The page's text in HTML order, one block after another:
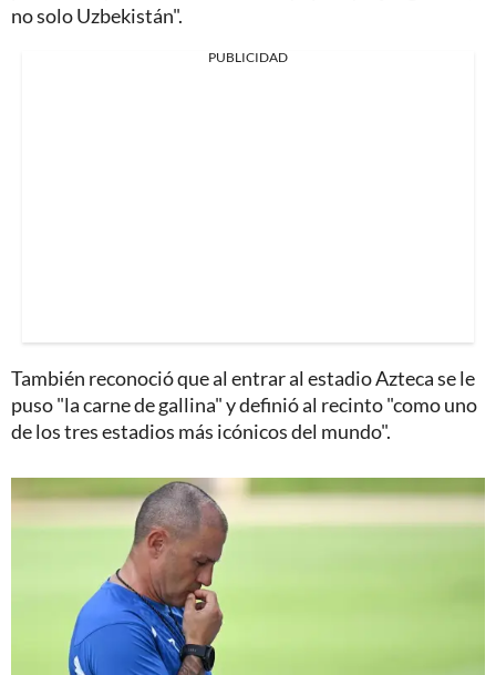
no solo Uzbekistán".
PUBLICIDAD
También reconoció que al entrar al estadio Azteca se le
puso "la carne de gallina" y definió al recinto "como uno
de los tres estadios más icónicos del mundo".